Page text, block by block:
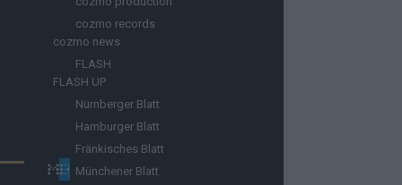
cozmo records
cozmo news
FLASH
FLASH UP
Nürnberger Blatt
Hamburger Blatt
Fränkisches Blatt
Münchener Blatt